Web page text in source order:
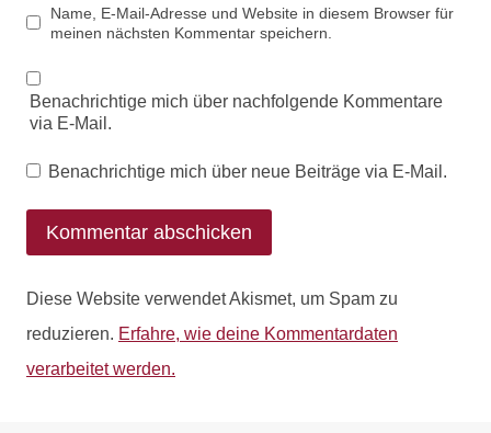
Name, E-Mail-Adresse und Website in diesem Browser für
meinen nächsten Kommentar speichern.
Benachrichtige mich über nachfolgende Kommentare
via E-Mail.
Benachrichtige mich über neue Beiträge via E-Mail.
Diese Website verwendet Akismet, um Spam zu
reduzieren. Erfahre, wie deine Kommentardaten
verarbeitet werden.